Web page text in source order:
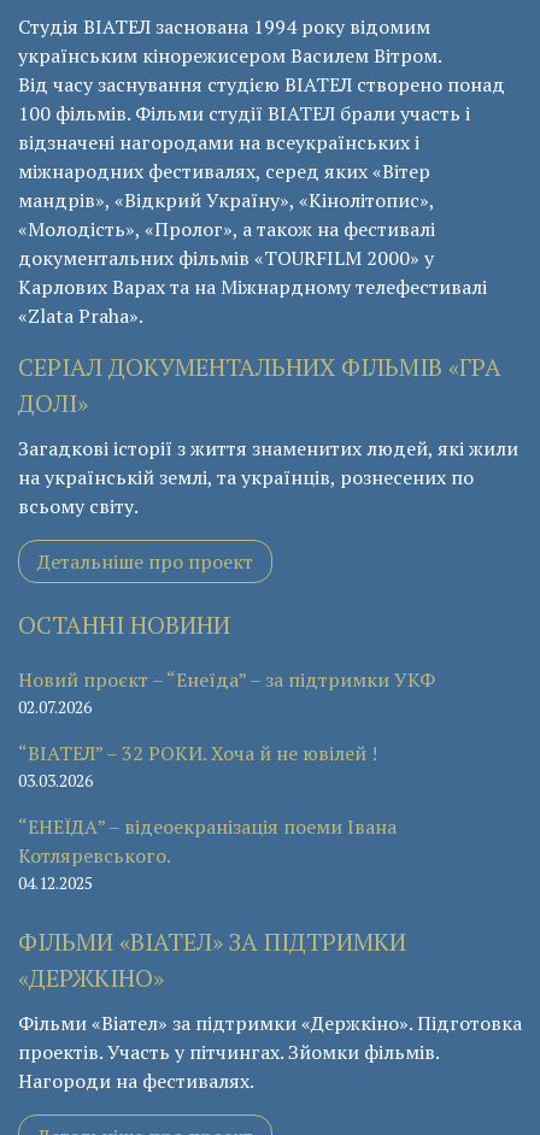
Студія ВІАТЕЛ заснована 1994 року відомим
українським кінорежисером Василем Вітром.
Від часу заснування студією ВІАТЕЛ створено понад
100 фільмів. Фільми студії ВІАТЕЛ брали участь і
відзначені нагородами на всеукраїнських і
міжнародних фестивалях, серед яких «Вітер
мандрів», «Відкрий Україну», «Кінолітопис»,
«Молодість», «Пролог», а також на фестивалі
документальних фільмів «ТОURFILM 2000» у
Карлових Варах та на Міжнардному телефестивалі
«Zlata Praha».
СЕРІАЛ ДОКУМЕНТАЛЬНИХ ФІЛЬМІВ «ГРА
ДОЛІ»
Загадкові історії з життя знаменитих людей, які жили
на українській землі, та українців, рознесених по
всьому світу.
Детальніше про проект
ОСТАННІ НОВИНИ
Новий проєкт – “Енеїда” – за підтримки УКФ
02.07.2026
“ВІАТЕЛ” – 32 РОКИ. Хоча й не ювілей !
03.03.2026
“ЕНЕЇДА” – відеоекранізація поеми Івана
Котляревського.
04.12.2025
ФІЛЬМИ «ВІАТЕЛ» ЗА ПІДТРИМКИ
«ДЕРЖКІНО»
Фільми «Віател» за підтримки «Держкіно». Підготовка
проектів. Участь у пітчингах. Зйомки фільмів.
Нагороди на фестивалях.